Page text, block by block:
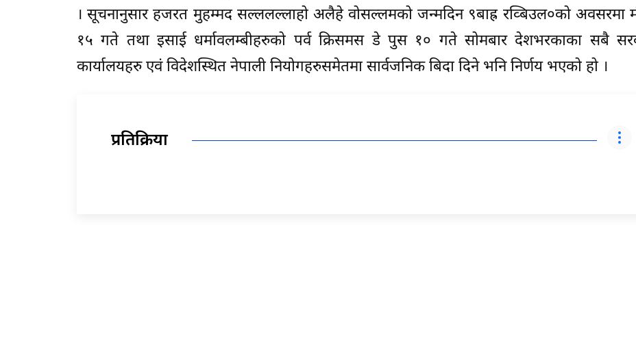
। सूचनानुसार हजरत मुहम्मद सल्ललल्लाहो अलैहे वोसल्लमको जन्मदिन ९बाह्र रव्बिउल०को अवसरमा
१५ गते तथा इसाई धर्मावलम्बीहरुको पर्व क्रिसमस डे पुस १० गते सोमबार देशभरकाका सबै
कार्यालयहरु एवं विदेशस्थित नेपाली नियोगहरुसमेतमा सार्वजनिक बिदा दिने भनि निर्णय भएको हो ।
प्रतिक्रिया